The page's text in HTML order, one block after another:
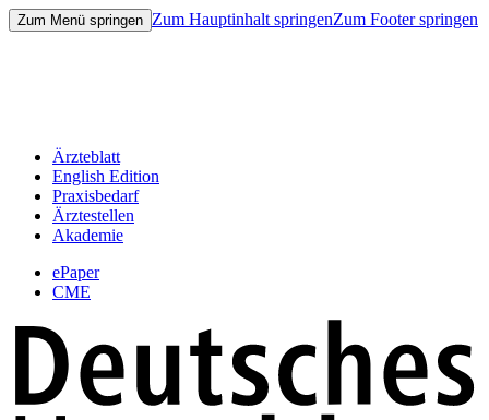
Zum Menü springen Zum Hauptinhalt springenZum Footer springen
Ärzteblatt
English Edition
Praxisbedarf
Ärztestellen
Akademie
ePaper
CME